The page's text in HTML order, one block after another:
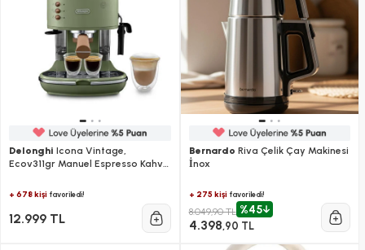
Delonghi Icona Vintage,
Ecov311gr Manuel Espresso Kahve
+ 678 kişi favoriledi!
12.999 TL
Bernardo Riva Çelik Çay Makinesi
İnox
+ 275 kişifavoriledi!
8.049,90 TL %45
4.398,90 TL